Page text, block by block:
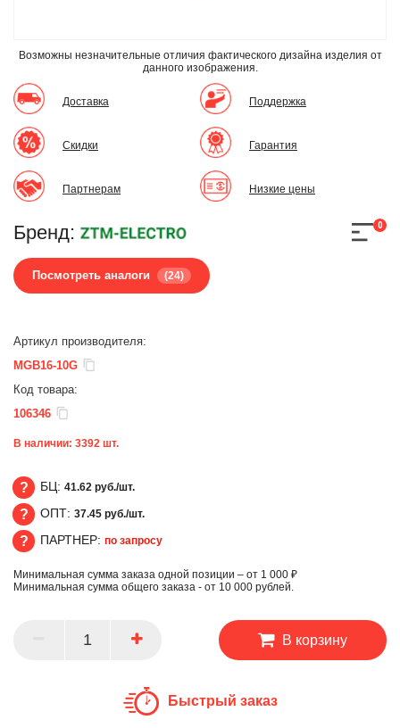
Возможны незначительные отличия фактического дизайна изделия от
данного изображения.
Доставка
Скидки
Партнерам
Поддержка
Гарантия
Низкие цены
Бренд:
Посмотреть аналоги (24)
0
Артикул производителя:
MGB16-10G
Код товара:
106346
В наличии: 3392 шт.
БЦ
БЦ: 41.62 руб./шт.
ОПТ
ОПТ: 37.45 руб./шт.
ПАРТНЕР
ПАРТНЕР: по запросу
Минимальная сумма заказа одной позиции – от 1 000 ₽
Минимальная сумма общего заказа - от 10 000 рублей.
В корзину
Быстрый заказ